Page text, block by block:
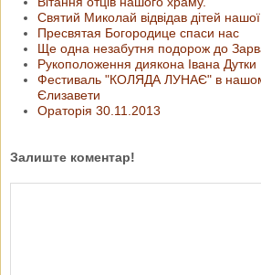
Святий Миколай відвідав дітей нашої
Пресвятая Богородице спаси нас
Ще одна незабутня подорож до
Рукоположення диякона Івана Дутки
Фестиваль "КОЛЯДА ЛУНАЄ" в
Єлизавети
Ораторія 30.11.2013
Залиште коментар!